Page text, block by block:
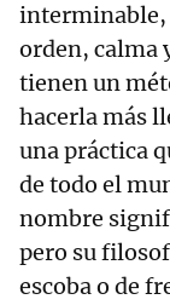
interminable,
orden, calma
tienen un
hacerla más
una práctica
de todo el
nombre
pero su
escoba o de